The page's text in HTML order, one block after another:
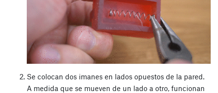
Se colocan dos imanes en lados opuestos de la pared.
A medida que se mueven de un lado a otro, funcionan